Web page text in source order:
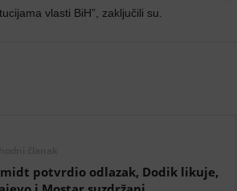
vlasti BiH”, zaključili su.
potvrdio odlazak, Dodik likuje,